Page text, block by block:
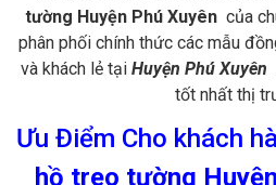
tường Huyện Phú Xuyên của
phân phối chính thức các mẫu
và khách lẻ tại Huyện Phú Xuyên
tốt nhất thị
Ưu Điểm Cho khách
hồ treo tường